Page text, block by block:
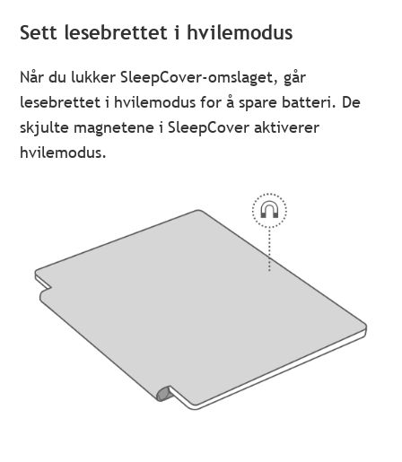
Sett lesebrettet i hvilemodus
Når du lukker SleepCover-omslaget, går
lesebrettet i hvilemodus for å spare batteri. De
skjulte magnetene i SleepCover aktiverer
hvilemodus.